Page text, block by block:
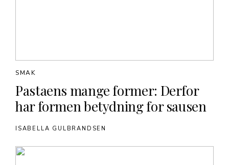
Pastaens mange former: Derfor
har formen betydning for sausen
SMAK
ISABELLA GULBRANDSEN